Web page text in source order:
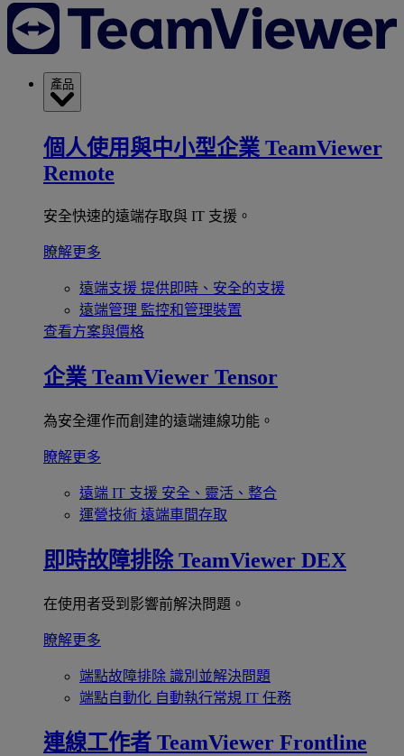
產品
個人使用與中小型企業 TeamViewer
Remote
安全快速的遠端存取與 IT 支援。
瞭解更多
遠端支援 提供即時、安全的支援
遠端管理 監控和管理裝置
查看方案與價格
企業 TeamViewer Tensor
為安全運作而創建的遠端連線功能。
瞭解更多
遠端 IT 支援 安全、靈活、整合
運營技術 遠端車間存取
即時故障排除 TeamViewer DEX
在使用者受到影響前解決問題。
瞭解更多
端點故障排除 識別並解決問題
端點自動化 自動執行常規 IT 任務
連線工作者 TeamViewer Frontline